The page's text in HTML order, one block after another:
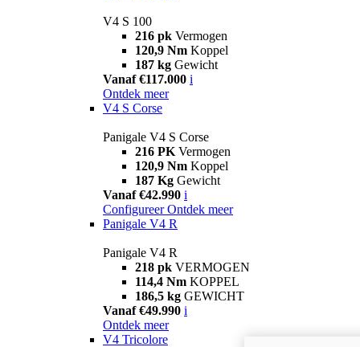
V4 S 100
216 pk Vermogen
120,9 Nm Koppel
187 kg Gewicht
Vanaf €117.000 i
Ontdek meer
V4 S Corse
Panigale V4 S Corse
216 PK Vermogen
120,9 Nm Koppel
187 Kg Gewicht
Vanaf €42.990 i
Configureer Ontdek meer
Panigale V4 R
Panigale V4 R
218 pk VERMOGEN
114,4 Nm KOPPEL
186,5 kg GEWICHT
Vanaf €49.990 i
Ontdek meer
V4 Tricolore